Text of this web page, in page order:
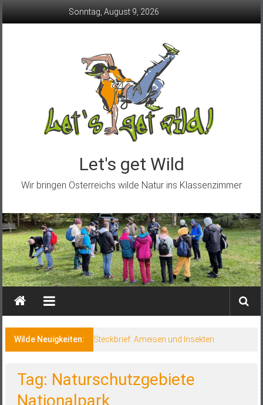
Sonntag, August 9, 2026
Let's get Wild
Wir bringen Österreichs wilde Natur ins Klassenzimmer
Wilde Neuigkeiten: Steckbrief: Ameisen und Insekten
Tag: Naturschutzgebiete
Nationalpark